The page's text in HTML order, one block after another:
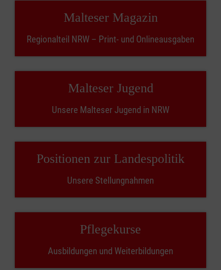
Malteser Magazin
Regionalteil NRW – Print- und Onlineausgaben
Malteser Jugend
Unsere Malteser Jugend in NRW
Positionen zur Landespolitik
Unsere Stellungnahmen
Pflegekurse
Ausbildungen und Weiterbildungen